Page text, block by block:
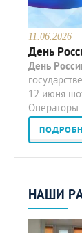
11.06.2026
День
День
12 июня
Операторы
НАШИ